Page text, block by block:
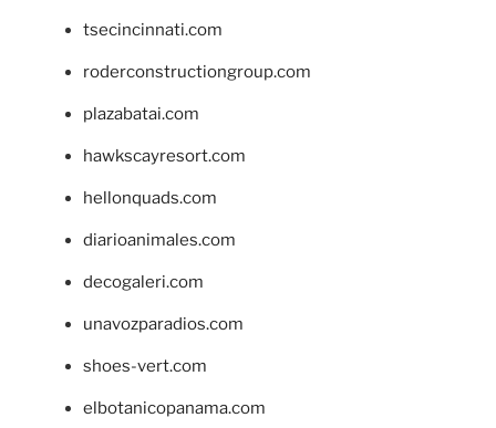
tsecincinnati.com
roderconstructiongroup.com
plazabatai.com
hawkscayresort.com
hellonquads.com
diarioanimales.com
decogaleri.com
unavozparadios.com
shoes-vert.com
elbotanicopanama.com